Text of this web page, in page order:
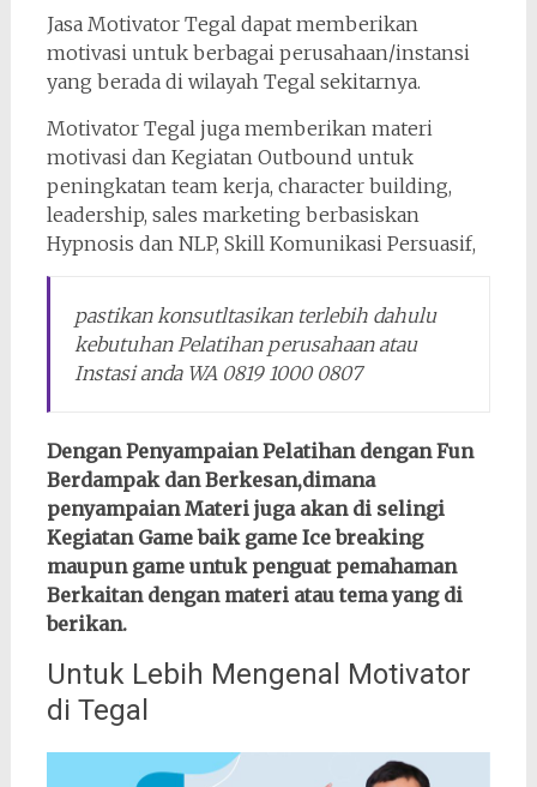
Jasa Motivator Tegal dapat memberikan
motivasi untuk berbagai perusahaan/instansi
yang berada di wilayah Tegal sekitarnya.
Motivator Tegal juga memberikan materi
motivasi dan Kegiatan Outbound untuk
peningkatan team kerja, character building,
leadership, sales marketing berbasiskan
Hypnosis dan NLP, Skill Komunikasi Persuasif,
pastikan konsutltasikan terlebih dahulu
kebutuhan Pelatihan perusahaan atau
Instasi anda WA 0819 1000 0807
Dengan Penyampaian Pelatihan dengan Fun
Berdampak dan Berkesan,dimana
penyampaian Materi juga akan di selingi
Kegiatan Game baik game Ice breaking
maupun game untuk penguat pemahaman
Berkaitan dengan materi atau tema yang di
berikan.
Untuk Lebih Mengenal Motivator
di Tegal